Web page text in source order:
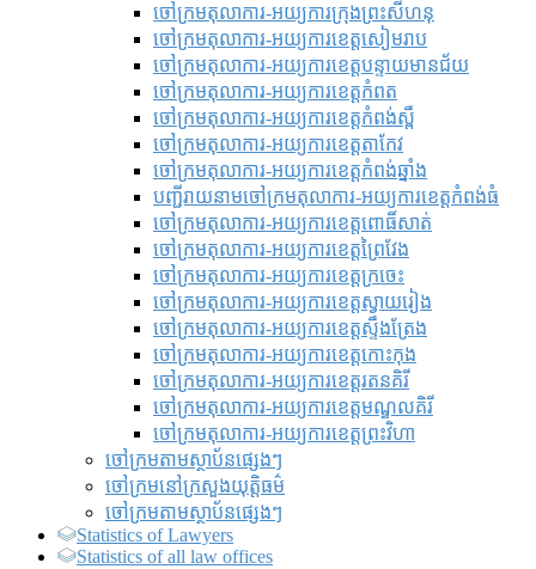
ចៅក្រមតុលាការ-អយ្យការ​ក្រុងព្រះសីហនុ
ចៅក្រមតុលាការ-អយ្យការខេត្តសៀមរាប
ចៅក្រមតុលាការ-អយ្យការខេត្តបន្ទាយមានជ័យ
ចៅក្រមតុលាការ-អយ្យការខេត្តកំពត
ចៅក្រមតុលាការ-អយ្យការខេត្តកំពង់ស្ពឺ
ចៅក្រមតុលាការ-អយ្យការខេត្តតាកែវ
ចៅក្រមតុលាការ-អយ្យការខេត្តកំពង់ឆ្នាំង
បញ្ជីរាយនាមចៅក្រមតុលាការ-អយ្យការខេត្តកំពង់ធំ
ចៅក្រមតុលាការ-អយ្យការខេត្តពោធិ៍សាត់
ចៅក្រមតុលាការ-អយ្យការខេត្តព្រៃវែង
ចៅក្រមតុលាការ-អយ្យការខេត្តក្រចេះ
ចៅក្រមតុលាការ-អយ្យការខេត្តស្វាយរៀង
ចៅក្រមតុលាការ-អយ្យការខេត្តស្ទឹងត្រែង
ចៅក្រមតុលាការ-អយ្យការខេត្តកោះកុង
ចៅក្រមតុលាការ-អយ្យការខេត្តរតនគិរី
ចៅក្រមតុលាការ-អយ្យការខេត្តមណ្ឌលគិរី
ចៅក្រមតុលាការ-អយ្យការខេត្តព្រះវិហា
ចៅក្រមតាមស្ថាប័នផ្សេងៗ
ចៅក្រមនៅក្រសួងយុត្តិធម៌
ចៅក្រមតាមស្ថាប័នផ្សេងៗ
Statistics of Lawyers
Statistics of all law offices